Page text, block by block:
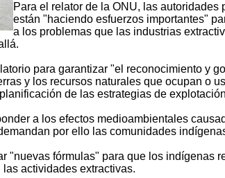
Para el relator de la ONU, las autoridades
están "haciendo esfuerzos importantes"
a los problemas que las industrias
para garantizar "el reconocimiento y
y los recursos naturales que ocupan o
de las estrategias de
a los efectos medioambientales
por ello las comunidades
"nuevas fórmulas" para que los indígenas
actividades extractivas.